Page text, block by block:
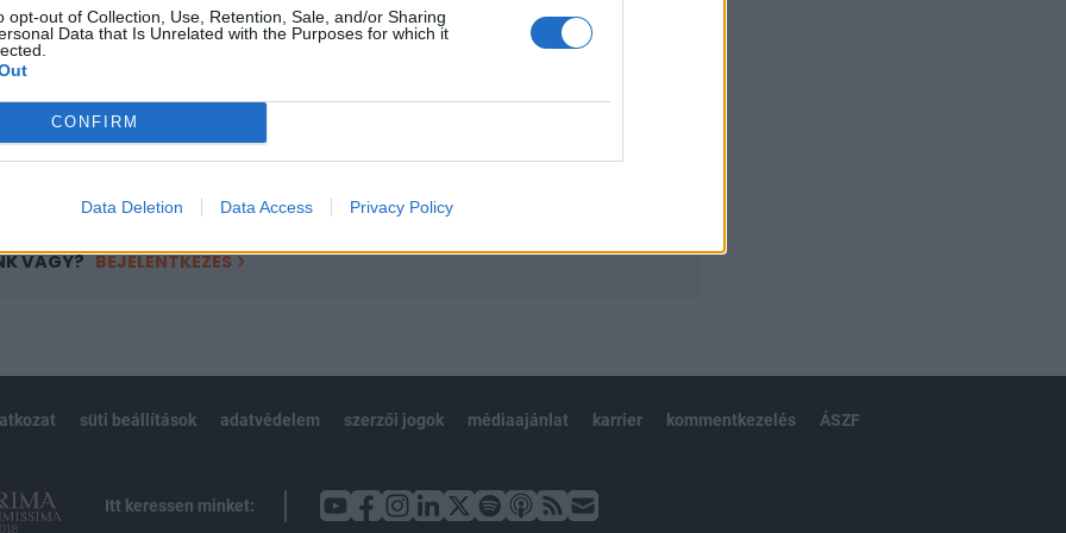
opt-out of Collection, Use, Retention, Sale, and/or Sharing
Data that Is Unrelated with the Purposes for which it
CONFIRM
Data Deletion Data Access Privacy Policy
tartalmazza:
cikkarchívum
elmúlt 2 év napon belüli
VAGY? BEJELENTKEZÉS
süti beállítások adatvédelem szerzői jogok médiaajánlat karrier kommentkezelés ÁSZF
Itt keressen minket: